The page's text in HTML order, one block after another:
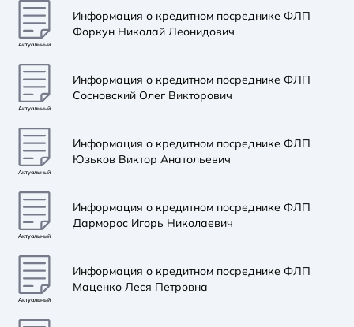
Актуальный
Информация о кредитном посреднике ФЛП
Форкун Николай Леонидович
Актуальный
Информация о кредитном посреднике ФЛП
Сосновский Олег Викторович
Актуальный
Информация о кредитном посреднике ФЛП
Юзьков Виктор Анатольевич
Актуальный
Информация о кредитном посреднике ФЛП
Дарморос Игорь Николаевич
Актуальный
Информация о кредитном посреднике ФЛП
Маценко Леся Петровна